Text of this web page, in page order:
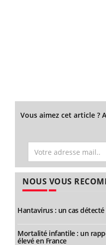
Vous aimez cet article ?
NOUS VOUS
Hantavirus : un cas
Mortalité infantile : un
élevé en France